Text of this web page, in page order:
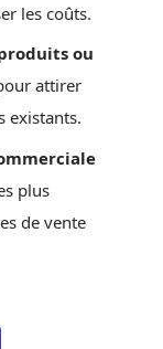
les coûts.
ou
attirer
existants.
plus
de vente